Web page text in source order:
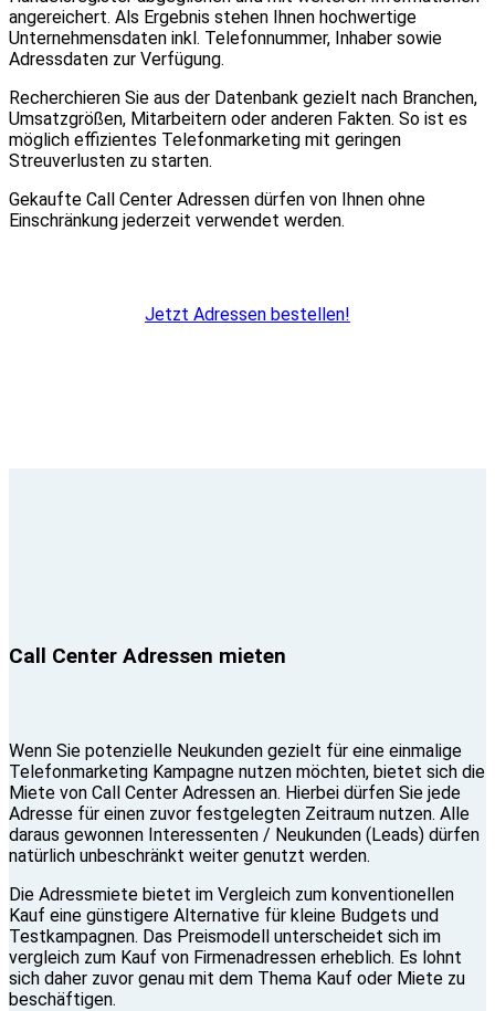
angereichert. Als Ergebnis stehen Ihnen hochwertige
Unternehmensdaten inkl. Telefonnummer, Inhaber sowie
Adressdaten zur Verfügung.
Recherchieren Sie aus der Datenbank gezielt nach Branchen,
Umsatzgrößen, Mitarbeitern oder anderen Fakten. So ist es
möglich effizientes Telefonmarketing mit geringen
Streuverlusten zu starten.
Gekaufte Call Center Adressen dürfen von Ihnen ohne
Einschränkung jederzeit verwendet werden.
Jetzt Adressen bestellen!
Call Center Adressen mieten
Wenn Sie potenzielle Neukunden gezielt für eine einmalige
Telefonmarketing Kampagne nutzen möchten, bietet sich die
Miete von Call Center Adressen an. Hierbei dürfen Sie jede
Adresse für einen zuvor festgelegten Zeitraum nutzen. Alle
daraus gewonnen Interessenten / Neukunden (Leads) dürfen
natürlich unbeschränkt weiter genutzt werden.
Die Adressmiete bietet im Vergleich zum konventionellen
Kauf eine günstigere Alternative für kleine Budgets und
Testkampagnen. Das Preismodell unterscheidet sich im
vergleich zum Kauf von Firmenadressen erheblich. Es lohnt
sich daher zuvor genau mit dem Thema Kauf oder Miete zu
beschäftigen.